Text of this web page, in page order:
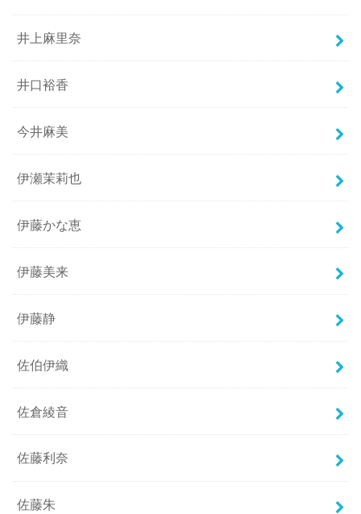
井上麻里奈
井口裕香
今井麻美
伊瀬茉莉也
伊藤かな恵
伊藤美来
伊藤静
佐伯伊織
佐倉綾音
佐藤利奈
佐藤朱